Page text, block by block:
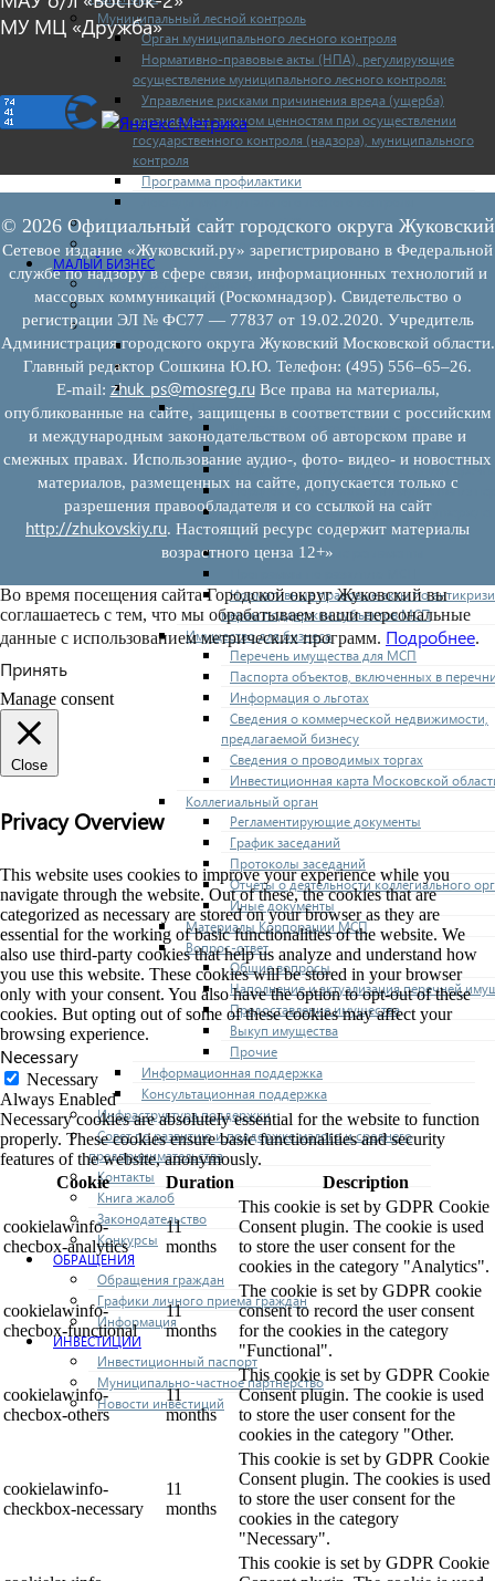
Муниципальный лесной контроль
Орган муниципального лесного контроля
Нормативно-правовые акты (НПА), регулирующие
осуществление муниципального лесного контроля:
Управление рисками причинения вреда (ущерба)
охраняемым законом ценностям при осуществлении
государственного контроля (надзора), муниципального
контроля
Программа профилактики
Муниципальный контроль за ЕТО
Муниципальный контроль в сфере благоустройства
МАЛЫЙ БИЗНЕС
Прием предпринимателей
Новости МСП
Поддержка МСП
Поддержка МСП
Финансовая поддержка
Имущественная поддержка
Нормативно-правовые акты
Федеральное законодательство
Региональное законодательство
Порядок формирования и ведения
Порядок предоставления имущества из
Нормативные правовые акты по
перечней
Административные регламенты
Нормативные правовые акты по
мерам поддержки субъектов МСП
Имущество для бизнеса
Перечень имущества для МСП
Паспорта объектов, включенных в
Информация о льготах
Сведения о коммерческой недвижимости,
предлагаемой бизнесу
Сведения о проводимых торгах
Инвестиционная карта Московской
Коллегиальный орган
Регламентирующие документы
График заседаний
Протоколы заседаний
Отчеты о деятельности коллегиального
Иные документы
Материалы Корпорации МСП
Вопрос-ответ
Общие вопросы
Наполнение и актуализация перечней
Предоставление имущества
Выкуп имущества
Прочие
Информационная поддержка
Консультационная поддержка
Инфраструктура поддержки
Совет по развитию и поддержке малого и среднего
предпринимательства
Контакты
Книга жалоб
Законодательство
Конкурсы
ОБРАЩЕНИЯ
Обращения граждан
Графики личного приема граждан
Информация
ИНВЕСТИЦИИ
Инвестиционный паспорт
Муниципально-частное партнерство
Новости инвестиций
МУ МЦ «Дружба»
© 2026 Официальный сайт городского округа Жуковский
Сетевое издание «Жуковский.ру» зарегистрировано в Федеральной
службе по надзору в сфере связи, информационных технологий и
массовых коммуникаций (Роскомнадзор). Свидетельство о
регистрации ЭЛ № ФС77 — 77837 от 19.02.2020. Учредитель
Администрация городского округа Жуковский Московской области.
Главный редактор Сошкина Ю.Ю. Телефон: (495) 556–65–26.
E‑mail: zhuk_ps@mosreg.ruВсе права на материалы,
опубликованные на сайте, защищены в соответствии с российским
и международным законодательством об авторском праве и
смежных правах. Использование аудио-, фото- видео- и новостных
материалов, размещенных на сайте, допускается только с
разрешения правообладателя и со ссылкой на сайт
http://zhukovskiy.ru. Настоящий ресурс содержит материалы
возрастного ценза 12+»
Во время посещения сайта Городской округ Жуковский вы
соглашаетесь с тем, что мы обрабатываем ваши персональные
данные с использованием метрических программ. Подробнее.
Принять
Manage consent
Close
Privacy Overview
This website uses cookies to improve your experience while you
navigate through the website. Out of these, the cookies that are
categorized as necessary are stored on your browser as they are
essential for the working of basic functionalities of the website. We
also use third-party cookies that help us analyze and understand how
you use this website. These cookies will be stored in your browser
only with your consent. You also have the option to opt-out of these
cookies. But opting out of some of these cookies may affect your
browsing experience.
Necessary
Necessary
Always Enabled
Necessary cookies are absolutely essential for the website to function
properly. These cookies ensure basic functionalities and security
features of the website, anonymously.
Cookie
Duration Description
cookielawinfo-
checbox-analytics
11
months
This cookie is set by GDPR Cookie
Consent plugin. The cookie is used
to store the user consent for the
cookies in the category "Analytics".
cookielawinfo-
checbox-functional
11
months
The cookie is set by GDPR cookie
consent to record the user consent
for the cookies in the category
"Functional".
cookielawinfo-
checbox-others
11
months
This cookie is set by GDPR Cookie
Consent plugin. The cookie is used
to store the user consent for the
cookies in the category "Other.
cookielawinfo-
checkbox-necessary
11
months
This cookie is set by GDPR Cookie
Consent plugin. The cookies is used
to store the user consent for the
cookies in the category
"Necessary".
This cookie is set by GDPR Cookie